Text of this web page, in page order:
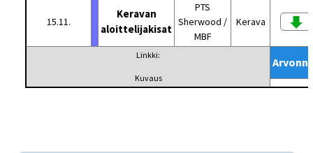
15.11.
Keravan
aloittelijakisat
PTS
Sherwood /
MBF
Kerava
Linkki:
Kuvaus